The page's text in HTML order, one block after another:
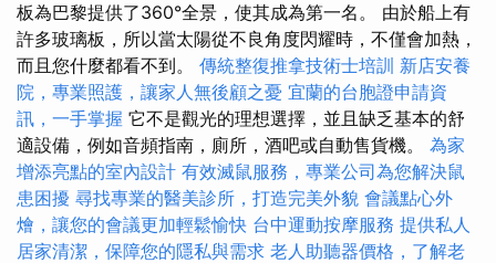
板為巴黎提供了360°全景，使其成為第一名。 由於船上有
許多玻璃板，所以當太陽從不良角度閃耀時，不僅會加熱，
而且您什麼都看不到。 傳統整復推拿技術士培訓 新店安養
院，專業照護，讓家人無後顧之憂 宜蘭的台胞證申請資
訊，一手掌握 它不是觀光的理想選擇，並且缺乏基本的舒
適設備，例如音頻指南，廁所，酒吧或自動售貨機。 為家
增添亮點的室內設計 有效滅鼠服務，專業公司為您解決鼠
患困擾 尋找專業的醫美診所，打造完美外貌 會議點心外
燴，讓您的會議更加輕鬆愉快 台中運動按摩服務 提供私人
居家清潔，保障您的隱私與需求 老人助聽器價格，了解老